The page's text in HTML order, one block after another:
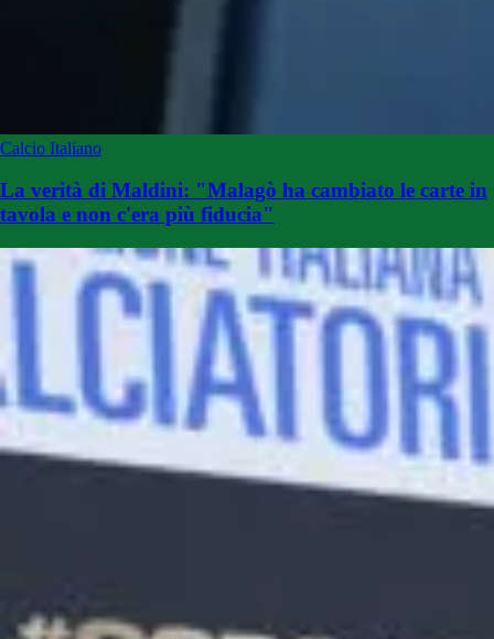
Calcio Italiano
La verità di Maldini: "Malagò ha cambiato le carte in
tavola e non c'era più fiducia"